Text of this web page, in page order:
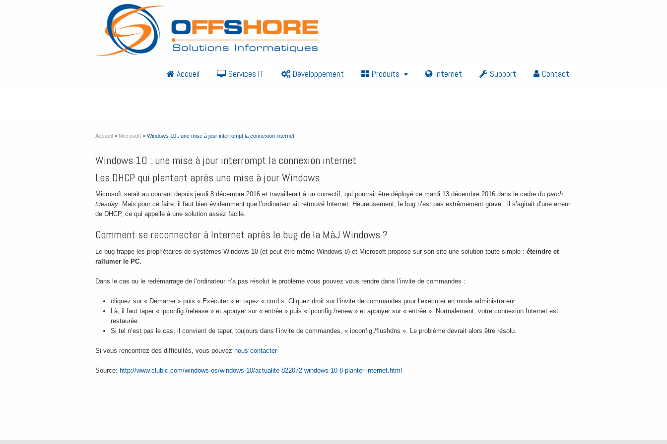
Accueil Services IT Développement Produits Internet Support Contact
Accueil » Microsoft » Windows 10 : une mise à jour interrompt la connexion internet
Windows 10 : une mise à jour interrompt la connexion internet
Les DHCP qui plantent après une mise à jour Windows
Microsoft serait au courant depuis jeudi 8 décembre 2016 et travaillerait à un correctif, qui pourrait être déployé ce mardi 13 décembre 2016 dans le cadre du patch
tuesday. Mais pour ce faire, il faut bien évidemment que l’ordinateur ait retrouvé Internet. Heureusement, le bug n’est pas extrêmement grave : il s’agirait d’une erreur
de DHCP, ce qui appelle à une solution assez facile.
Comment se reconnecter à Internet après le bug de la MàJ Windows ?
Le bug frappe les propriétaires de systèmes Windows 10 (et peut être même Windows 8) et Microsoft propose sur son site une solution toute simple : éteindre et
rallumer le PC.
Dans le cas ou le redémarrage de l’ordinateur n’a pas résolut le problème vous pouvez vous rendre dans l’invite de commandes :
cliquez sur « Démarrer » puis « Exécuter » et tapez « cmd ». Cliquez droit sur l’invite de commandes pour l’exécuter en mode administrateur.
Là, il faut taper « ipconfig /release » et appuyer sur « entrée » puis « ipconfig /renew » et appuyer sur « entrée ». Normalement, votre connexion Internet est
restaurée.
Si tel n’est pas le cas, il convient de taper, toujours dans l’invite de commandes, « ipconfig /flushdns ». Le problème devrait alors être résolu.
Si vous rencontrez des difficultés, vous pouvez nous contacter
Source: http://www.clubic.com/windows-os/windows-10/actualite-822072-windows-10-8-planter-internet.html